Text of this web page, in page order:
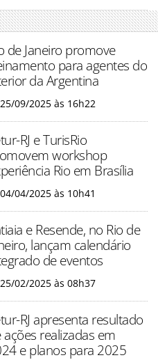
de Janeiro promove
para agentes do
da Argentina
25/09/2025 às 16h22
RJ e TurisRio
workshop
Rio em Brasília
04/04/2025 às 10h41
e Resende, no Rio de
lançam calendário
de eventos
25/02/2025 às 08h37
RJ apresenta resultado
ações realizadas em
e planos para 2025